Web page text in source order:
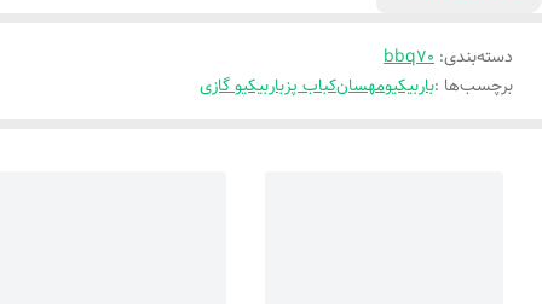
دسته‌بندی:
bbq70
برچسب‌ها :باربیکیومهسانکباب پزباربیکیو گازی